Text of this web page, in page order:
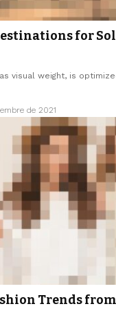
for
visual weight, is
de 2021
Trends